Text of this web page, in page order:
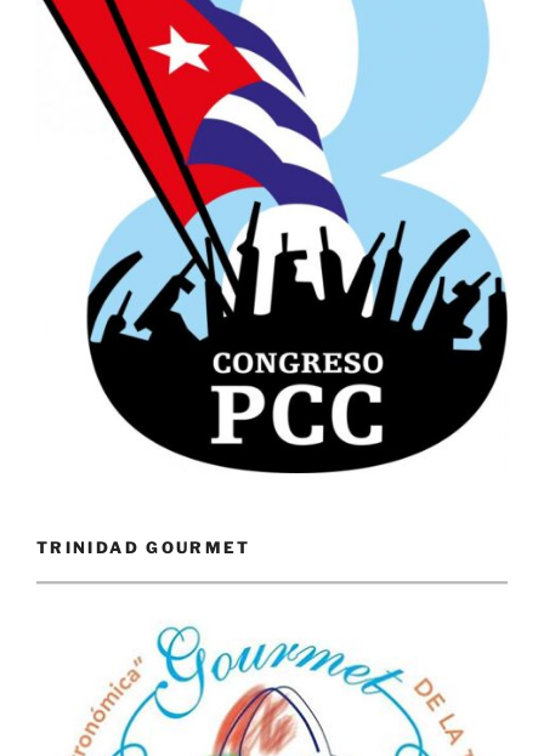
TRINIDAD GOURMET